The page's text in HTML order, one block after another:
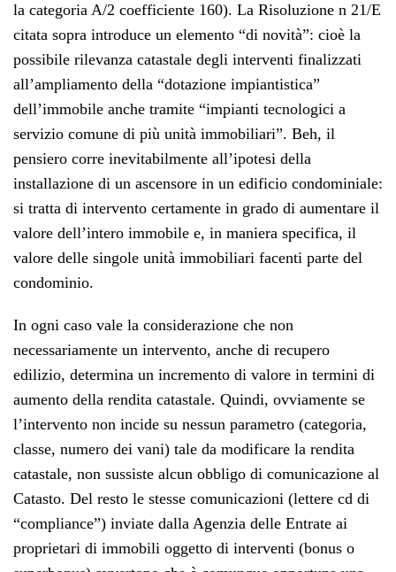
la categoria A/2 coefficiente 160). La Risoluzione n 21/E
citata sopra introduce un elemento “di novità”: cioè la
possibile rilevanza catastale degli interventi finalizzati
all’ampliamento della “dotazione impiantistica”
dell’immobile anche tramite “impianti tecnologici a
servizio comune di più unità immobiliari”. Beh, il
pensiero corre inevitabilmente all’ipotesi della
installazione di un ascensore in un edificio condominiale:
si tratta di intervento certamente in grado di aumentare il
valore dell’intero immobile e, in maniera specifica, il
valore delle singole unità immobiliari facenti parte del
condominio.
In ogni caso vale la considerazione che non
necessariamente un intervento, anche di recupero
edilizio, determina un incremento di valore in termini di
aumento della rendita catastale. Quindi, ovviamente se
l’intervento non incide su nessun parametro (categoria,
classe, numero dei vani) tale da modificare la rendita
catastale, non sussiste alcun obbligo di comunicazione al
Catasto. Del resto le stesse comunicazioni (lettere cd di
“compliance”) inviate dalla Agenzia delle Entrate ai
proprietari di immobili oggetto di interventi (bonus o